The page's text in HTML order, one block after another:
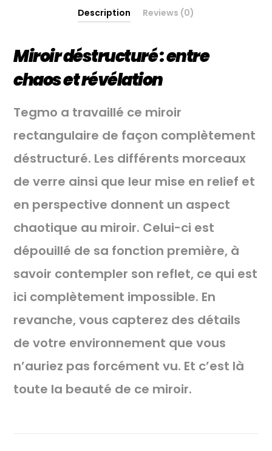
Description Reviews (0)
Miroir déstructuré : entre
chaos et révélation
Tegmo a travaillé ce miroir
rectangulaire de façon complètement
déstructuré. Les différents morceaux
de verre ainsi que leur mise en relief et
en perspective donnent un aspect
chaotique au miroir. Celui-ci est
dépouillé de sa fonction première, à
savoir contempler son reflet, ce qui est
ici complètement impossible. En
revanche, vous capterez des détails
de votre environnement que vous
n’auriez pas forcément vu. Et c’est là
toute la beauté de ce miroir.